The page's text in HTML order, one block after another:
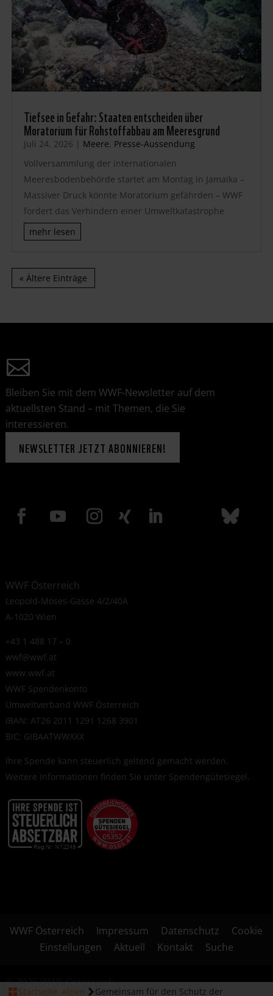
Tiefsee in Gefahr: Staaten entscheiden über
Moratorium für Rohstoffabbau am Meeresgrund
Juli 24, 2026 | Meere, Presse-Aussendung
Vollversammlung der internationalen
Meeresbodenbehörde startet am Montag in Jamaika –
Massiver Druck könnte Moratorium gefährden – WWF
fordert das Verhindern einer Umweltkatastrophe
mehr lesen
« Ältere Einträge
Bleiben Sie mit dem WWF-Newsletter auf dem
aktuellsten Stand – mit Themen, die Sie
interessieren.
NEWSLETTER JETZT ABONNIEREN!
WWF Österreich
Leopold-Moses-Gasse 4/2/40A
A-1020 Wien
+43 1 488 17 – 0
wwf@wwf.at
www.wwf.at
WWF Spendenkonto
Umweltverband WWF Österreich
IBAN: AT26 2011 1291 1268 3901
BIC: GIBAATWWXXX
Ihre Spende kann steuerlich geltend gemacht werden.
Weitere Informationen finden Sie unter Spendengütesiegel.
WWF Österreich Impressum Datenschutz
Cookie
Einstellungen
Aktuell Kontakt Suche
© 2026 WWF Österreich
Startseite Alpen Gemeinsam für den Schutz der